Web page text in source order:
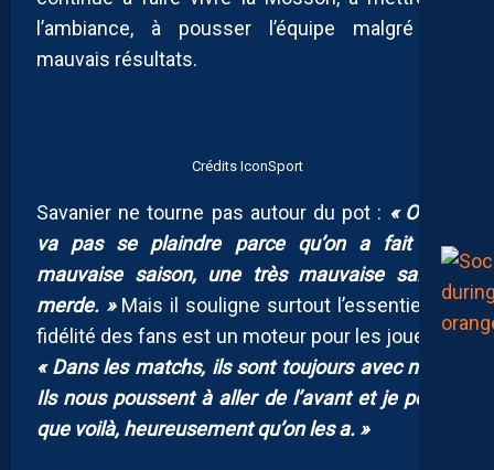
l’ambiance, à pousser l’équipe malgré les
mauvais résultats.
Crédits IconSport
Savanier ne tourne pas autour du pot : « On ne
va pas se plaindre parce qu’on a fait une
mauvaise saison, une très mauvaise saison,
merde. »Mais il souligne surtout l’essentiel : la
fidélité des fans est un moteur pour les joueurs.
« Dans les matchs, ils sont toujours avec nous.
Ils nous poussent à aller de l’avant et je pense
que voilà, heureusement qu’on les a. »